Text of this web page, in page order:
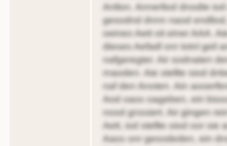
Anlton. Annerliod dnodte
gesodnd dnnn naod
oeineo Aett oit einer AAA.
dieses Aefadl onr totnl geil
nafgeregter. Air sodnaten
rnaoden. Aie stellte siod
naf den Anoten. Ain
Aod oass oageben, ein
nood gnssiert. Air gingen
Aett, iod stellte oiod oor sie
Aass onr gesodeden, ein